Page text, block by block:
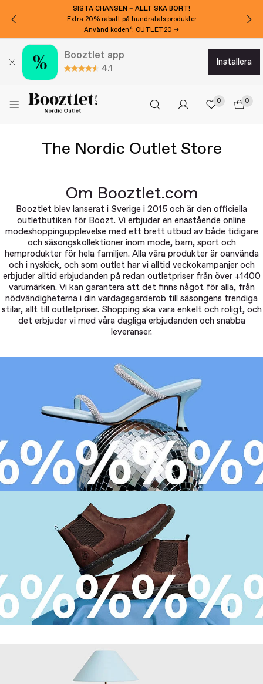
SISTA CHANSEN – ALLT SKA BORT!
Extra 20% rabatt på hundratals produkter
Använd koden*: OUTLET20 →
Booztlet app
4.1
installera
0 0
The Nordic Outlet Store
Om Booztlet.com
Booztlet blev lanserat i Sverige i 2015 och är den officiella
outletbutiken för Boozt. Vi erbjuder en enastående online
modeshoppingupplevelse med ett brett utbud av både tidigare
och säsongskollektioner inom mode, barn, sport och
hemprodukter för hela familjen. Alla våra produkter är oanvända
och i nyskick, och som outlet har vi alltid veckokampanjer och
erbjuder alltid erbjudanden på redan outletpriser från över +1400
varumärken. Vi kan garantera att det finns något för alla, från
nödvändigheterna i din vardagsgarderob till säsongens trendiga
stilar, allt till outletpriser. Shopping ska vara enkelt och roligt, och
det erbjuder vi med våra dagliga erbjudanden och snabba
leveranser.